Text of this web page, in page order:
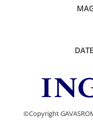
©Copyright